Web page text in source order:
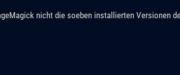
nicht die soeben installierten Versionen